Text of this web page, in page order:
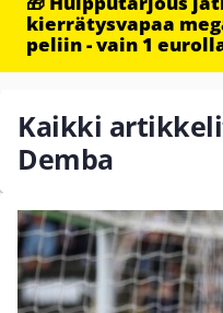
kierrätysvapaa
peliin - vain 1
Kaikki
Demba